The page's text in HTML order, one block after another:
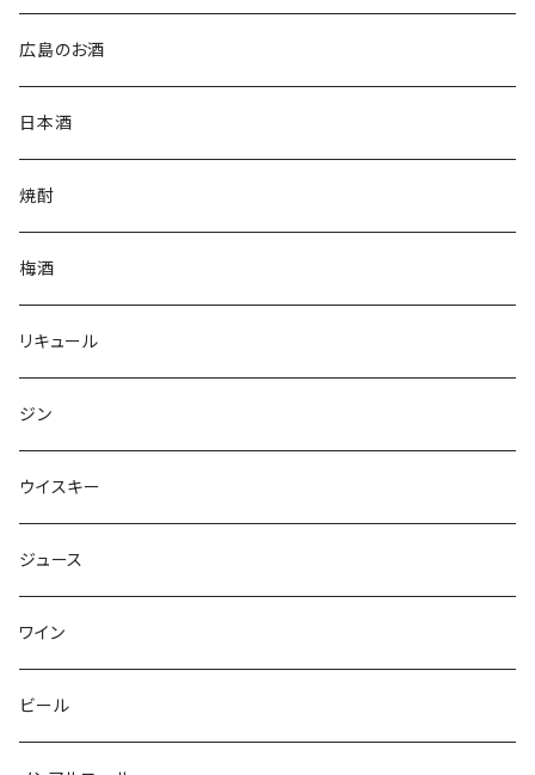
広島のお酒
日本酒
焼酎
梅酒
リキュール
ジン
ウイスキー
ジュース
ワイン
ビール